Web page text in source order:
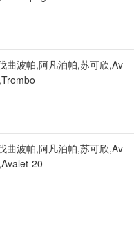
曲波帕,阿凡泊帕,苏可欣,Av
曲波帕,阿凡泊帕,苏可欣,Av
20